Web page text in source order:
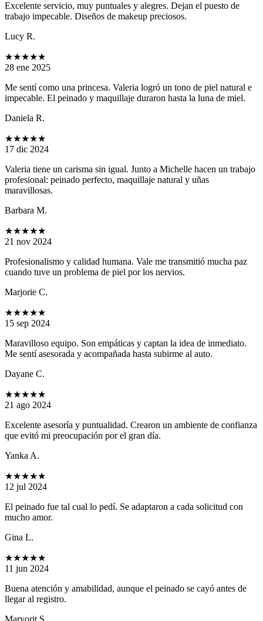
Excelente servicio, muy puntuales y alegres. Dejan el puesto de
trabajo impecable. Diseños de makeup preciosos.
Lucy R.
★★★★★
28 ene 2025
Me sentí como una princesa. Valeria logró un tono de piel natural e
impecable. El peinado y maquillaje duraron hasta la luna de miel.
Daniela R.
★★★★★
17 dic 2024
Valeria tiene un carisma sin igual. Junto a Michelle hacen un trabajo
profesional: peinado perfecto, maquillaje natural y uñas
maravillosas.
Barbara M.
★★★★★
21 nov 2024
Profesionalismo y calidad humana. Vale me transmitió mucha paz
cuando tuve un problema de piel por los nervios.
Marjorie C.
★★★★★
15 sep 2024
Maravilloso equipo. Son empáticas y captan la idea de inmediato.
Me sentí asesorada y acompañada hasta subirme al auto.
Dayane C.
★★★★★
21 ago 2024
Excelente asesoría y puntualidad. Crearon un ambiente de confianza
que evitó mi preocupación por el gran día.
Yanka A.
★★★★★
12 jul 2024
El peinado fue tal cual lo pedí. Se adaptaron a cada solicitud con
mucho amor.
Gina L.
★★★★★
11 jun 2024
Buena atención y amabilidad, aunque el peinado se cayó antes de
llegar al registro.